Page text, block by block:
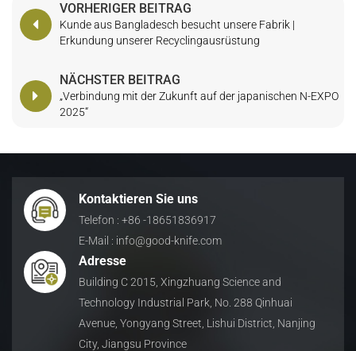
VORHERIGER BEITRAG
Kunde aus Bangladesch besucht unsere Fabrik |
Erkundung unserer Recyclingausrüstung
NÄCHSTER BEITRAG
„Verbindung mit der Zukunft auf der japanischen N-EXPO
2025“
Kontaktieren Sie uns
Telefon : +86 -18651836917
E-Mail : info@good-knife.com
Adresse
Building C 2015, Xingzhuang Science and
Technology Industrial Park, No. 288 Qinhuai
Avenue, Yongyang Street, Lishui District, Nanjing
City, Jiangsu Province